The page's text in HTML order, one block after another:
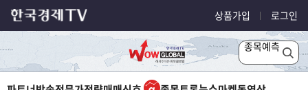
상품가입 로그인
종목예측